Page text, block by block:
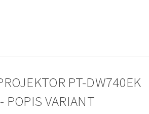
PT-DW740EK
POPIS VARIANT